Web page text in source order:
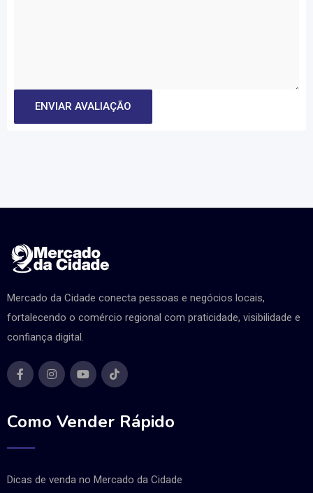
Mercado da Cidade conecta pessoas e negócios locais,
fortalecendo o comércio regional com praticidade, visibilidade e
confiança digital.
Como Vender Rápido
Dicas de venda no Mercado da Cidade